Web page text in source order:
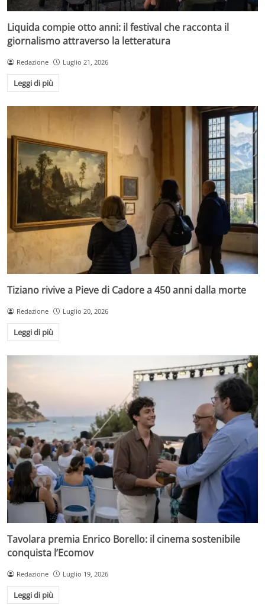
Liquida compie otto anni: il festival che racconta il
giornalismo attraverso la letteratura
Redazione Luglio 21, 2026
Leggi di più
Tiziano rivive a Pieve di Cadore a 450 anni dalla morte
Redazione Luglio 20, 2026
Leggi di più
Tavolara premia Enrico Borello: il cinema sostenibile
conquista l’Ecomov
Redazione Luglio 19, 2026
Leggi di più